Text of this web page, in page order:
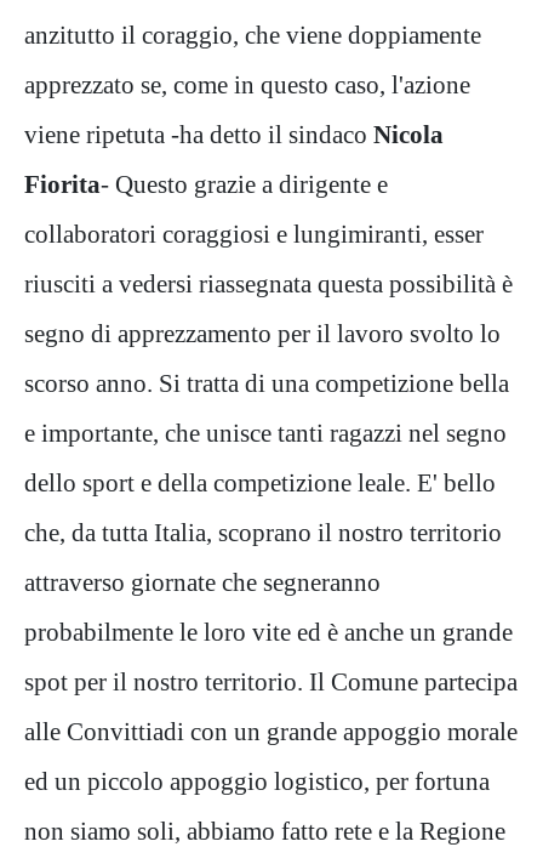
anzitutto il coraggio, che viene doppiamente
apprezzato se, come in questo caso, l'azione
viene ripetuta -ha detto il sindaco Nicola
Fiorita- Questo grazie a dirigente e
collaboratori coraggiosi e lungimiranti, esser
riusciti a vedersi riassegnata questa possibilità è
segno di apprezzamento per il lavoro svolto lo
scorso anno. Si tratta di una competizione bella
e importante, che unisce tanti ragazzi nel segno
dello sport e della competizione leale. E' bello
che, da tutta Italia, scoprano il nostro territorio
attraverso giornate che segneranno
probabilmente le loro vite ed è anche un grande
spot per il nostro territorio. Il Comune partecipa
alle Convittiadi con un grande appoggio morale
ed un piccolo appoggio logistico, per fortuna
non siamo soli, abbiamo fatto rete e la Regione